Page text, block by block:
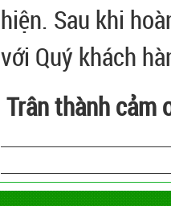
hiện. Sau khi
với Quý khách
Trân thành cảm